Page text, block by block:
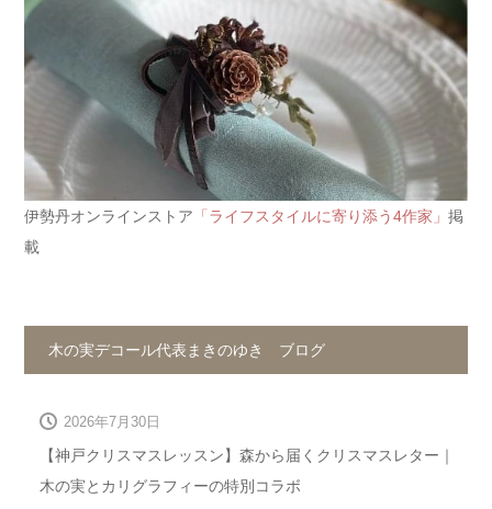
伊勢丹オンラインストア 「ライフスタイルに寄り添う4作家」 掲
載
木の実デコール代表まきのゆき ブログ
【神戸クリスマスレッスン】森から届くクリスマスレター｜
木の実とカリグラフィーの特別コラボ
2026年7月30日